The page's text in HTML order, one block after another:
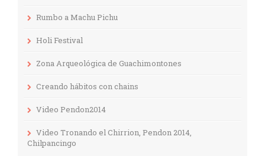
Rumbo a Machu Pichu
Holi Festival
Zona Arqueológica de Guachimontones
Creando hábitos con chains
Video Pendon2014
Video Tronando el Chirrion, Pendon 2014,
Chilpancingo